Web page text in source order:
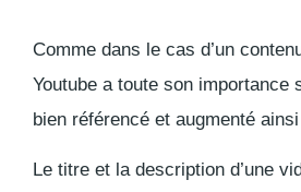
Comme dans le cas d’un
Youtube a toute son importance
bien référencé et augmenté
Le titre et la description d’une